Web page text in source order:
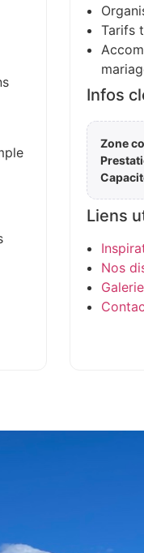
Tarifs
Infos
Zone
Liens
Nos
Galerie